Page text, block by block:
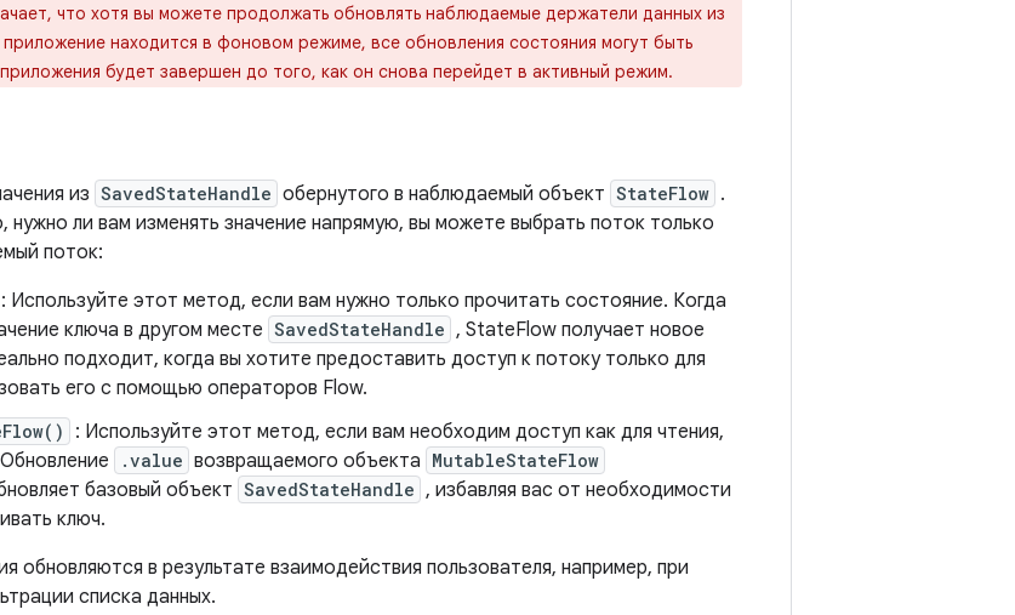
что хотя вы можете продолжать обновлять наблюдаемые держатели данных из
приложение находится в фоновом режиме, все обновления состояния могут быть
будет завершен до того, как он снова перейдет в активный режим.
из SavedStateHandle обернутого в наблюдаемый объект StateFlow .
нужно ли вам изменять значение напрямую, вы можете выбрать поток только
поток:
: Используйте этот метод, если вам нужно только прочитать состояние. Когда
ключа в другом месте SavedStateHandle , StateFlow получает новое
подходит, когда вы хотите предоставить доступ к потоку только для
его с помощью операторов Flow.
: Используйте этот метод, если вам необходим доступ как для чтения,
.value возвращаемого объекта MutableStateFlow
базовый объект SavedStateHandle , избавляя вас от необходимости
ключ.
обновляются в результате взаимодействия пользователя, например, при
списка данных.